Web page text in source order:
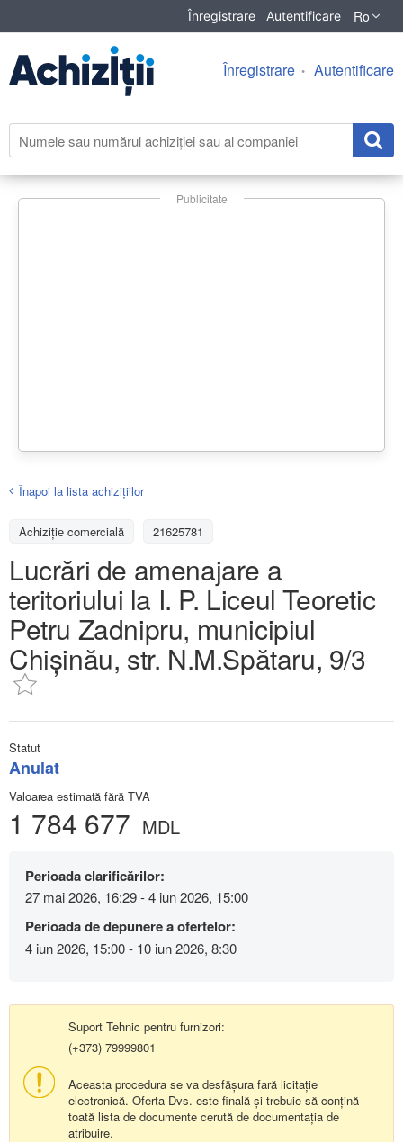
Înregistrare Autentificare Ro
Înregistrare Autentificare
Publicitate
Înapoi la lista achiziţiilor
Achizițiе comercială 21625781
Lucrări de amenajare a
teritoriului la I. P. Liceul Teoretic
Petru Zadnipru, municipiul
Chișinău, str. N.M.Spătaru, 9/3
Statut
Anulat
Valoarea estimată fără TVA
1 784 677 MDL
Perioada clarificărilor:
27 mai 2026, 16:29 - 4 iun 2026, 15:00
Perioada de depunere a ofertelor:
4 iun 2026, 15:00 - 10 iun 2026, 8:30
Suport Tehnic pentru furnizori:
(+373) 79999801
Aceasta procedura se va desfășura fară licitație
electronică. Oferta Dvs. este finală și trebuie să conțină
toată lista de documente cerută de documentația de
atribuire.